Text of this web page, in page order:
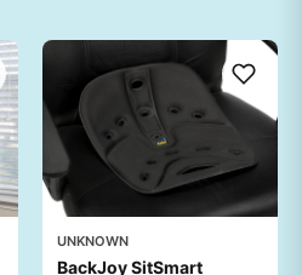
UNKNOWN
BackJoy SitSmart